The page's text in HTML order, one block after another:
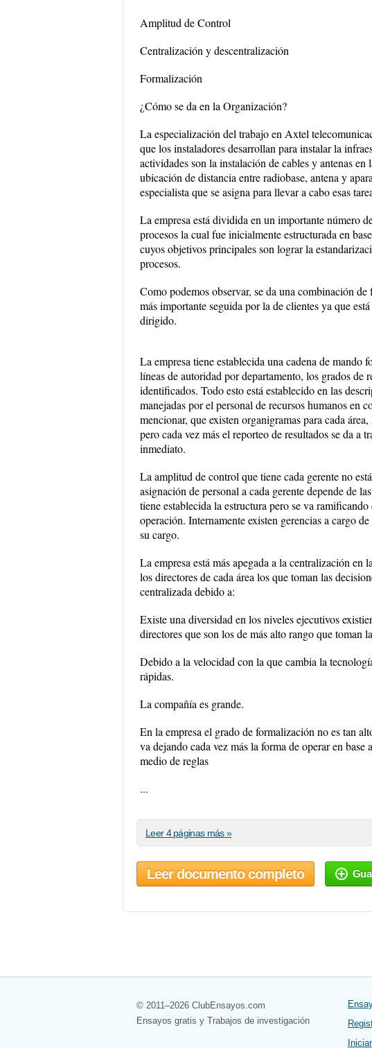
Amplitud de Control
Centralización y descentralización
Formalización
¿Cómo se da en la Organización?
La especialización del trabajo en Axtel
que los instaladores desarrollan para instalar la
actividades son la instalación de cables y antenas
ubicación de distancia entre radiobase, antena y
especialista que se asigna para llevar a cabo esas
La empresa está dividida en un importante número
procesos la cual fue inicialmente estructurada en
cuyos objetivos principales son lograr la
procesos.
Como podemos observar, se da una combinación
más importante seguida por la de clientes ya que
dirigido.
La empresa tiene establecida una cadena de mando
líneas de autoridad por departamento, los grados
identificados. Todo esto está establecido en las
manejadas por el personal de recursos humanos en
mencionar, que existen organigramas para cada
pero cada vez más el reporteo de resultados se da a
inmediato.
La amplitud de control que tiene cada gerente no
asignación de personal a cada gerente depende de
tiene establecida la estructura pero se va
operación. Internamente existen gerencias a cargo
su cargo.
La empresa está más apegada a la centralización
los directores de cada área los que toman las
centralizada debido a:
Existe una diversidad en los niveles ejecutivos
directores que son los de más alto rango que toman
Debido a la velocidad con la que cambia la
rápidas.
La compañía es grande.
En la empresa el grado de formalización no es tan
va dejando cada vez más la forma de operar en
medio de reglas
...
Leer 4 páginas más »
Leer documento completo
© 2011–2026 ClubEnsayos.com
Ensayos gratis y Trabajos de investigación